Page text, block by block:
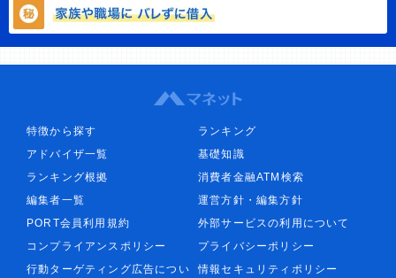
特徴から探す
ランキング
アドバイザ一覧
基礎知識
ランキング根拠
消費者金融ATM検索
編集者一覧
運営方針・編集方針
PORT会員利用規約
外部サービスの利用について
コンプライアンスポリシー
プライバシーポリシー
行動ターゲティング広告につい
情報セキュリティポリシー